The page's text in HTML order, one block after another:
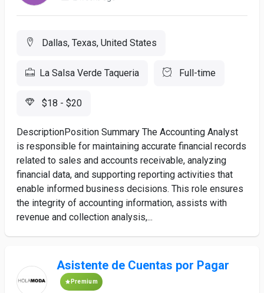
Dallas, Texas, United States
La Salsa Verde Taqueria Full-time
$18 - $20
DescriptionPosition Summary The Accounting Analyst
is responsible for maintaining accurate financial records
related to sales and accounts receivable, analyzing
financial data, and supporting reporting activities that
enable informed business decisions. This role ensures
the integrity of accounting information, assists with
revenue and collection analysis,...
Asistente de Cuentas por Pagar
Premium